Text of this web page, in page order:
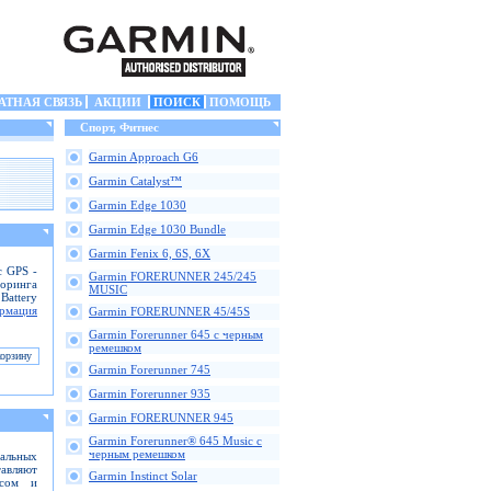
СВЯЗЬ АКЦИИ ПОИСК ПОМОЩЬ
GPS -
и
Спорт, Фитнес
Garmin Approach G6
Garmin Catalyst™
Garmin Edge 1030
Garmin Edge 1030 Bundle
Garmin Fenix 6, 6S, 6X
Garmin FORERUNNER 245/245
MUSIC
Garmin FORERUNNER 45/45S
Garmin Forerunner 645 с черным
ремешком
Garmin Forerunner 745
Garmin Forerunner 935
Garmin FORERUNNER 945
Garmin Forerunner® 645 Music с
черным ремешком
Garmin Instinct Solar